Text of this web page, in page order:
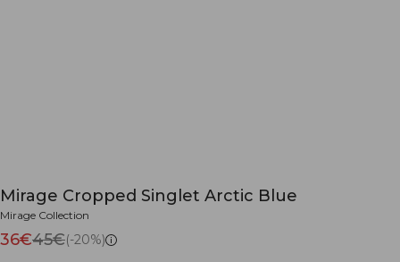
Mirage Cropped Singlet Arctic Blue
Mirage Collection
36€45€(-20%)